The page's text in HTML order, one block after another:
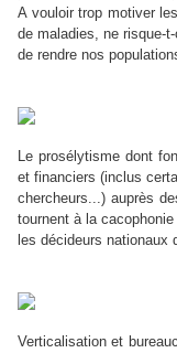
A vouloir trop motiver
de maladies, ne risque-
de rendre nos
Le prosélytisme dont
et financiers (inclus
chercheurs...) auprès
tournent à la cacophonie
les décideurs nationaux
Verticalisation et